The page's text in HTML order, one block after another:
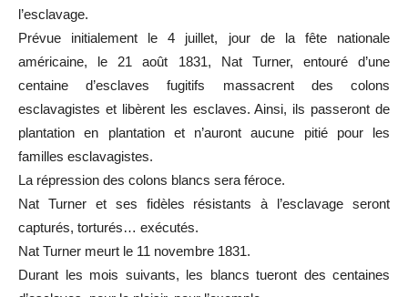
l’esclavage.
Prévue initialement le 4 juillet, jour de la fête nationale
américaine, le 21 août 1831, Nat Turner, entouré d’une
centaine d’esclaves fugitifs massacrent des colons
esclavagistes et libèrent les esclaves. Ainsi, ils passeront de
plantation en plantation et n’auront aucune pitié pour les
familles esclavagistes.
La répression des colons blancs sera féroce.
Nat Turner et ses fidèles résistants à l’esclavage seront
capturés, torturés… exécutés.
Nat Turner meurt le 11 novembre 1831.
Durant les mois suivants, les blancs tueront des centaines